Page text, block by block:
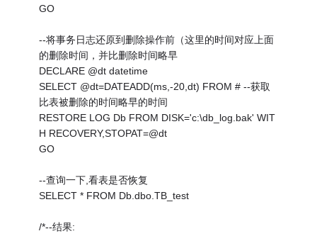
GO
--将事务日志还原到删除操作前（这里的时间对应上面
的删除时间，并比删除时间略早
DECLARE @dt datetime
SELECT @dt=DATEADD(ms,-20,dt) FROM # --获取
比表被删除的时间略早的时间
RESTORE LOG Db FROM DISK='c:\db_log.bak' WIT
H RECOVERY,STOPAT=@dt
GO
--查询一下,看表是否恢复
SELECT * FROM Db.dbo.TB_test
/*--结果: